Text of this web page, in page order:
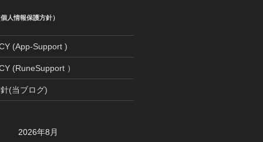
人情報保護方針）
(App-Support )
(RuneSupport ）
(当ブログ)
2026年8月